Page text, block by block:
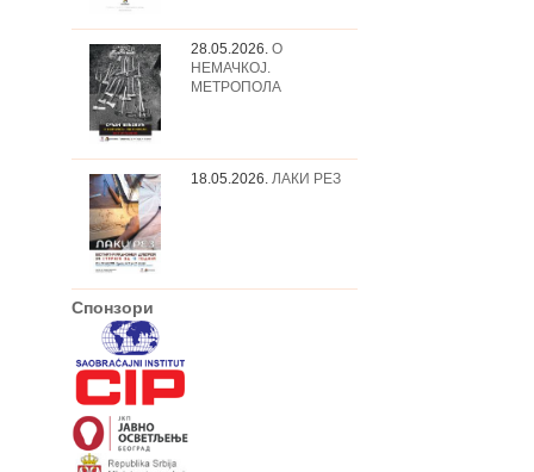
28.05.2026. О
НЕМАЧКОЈ.
МЕТРОПОЛА
18.05.2026. ЛАКИ РЕЗ
Спонзори